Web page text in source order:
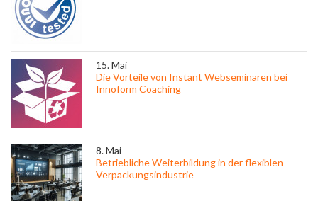
15. Mai
Die Vorteile von Instant Webseminaren bei
Innoform Coaching
8. Mai
Betriebliche Weiterbildung in der flexiblen
Verpackungsindustrie